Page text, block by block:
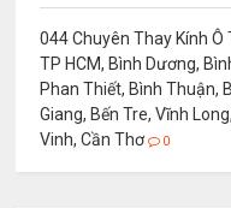
044 Chuyên Thay Kính Ô
TP HCM, Bình Dương,
Phan Thiết, Bình Thuận,
Giang, Bến Tre, Vĩnh
Vinh, Cần Thơ
0